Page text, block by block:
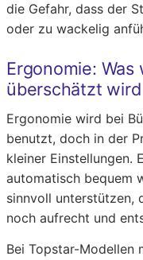
die Gefahr, dass der
oder zu wackelig
Ergonomie:
überschätzt wird
Ergonomie wird bei
benutzt, doch in der
kleiner Einstellungen.
automatisch bequem
sinnvoll unterstützen,
noch aufrecht und
Bei Topstar-Modellen